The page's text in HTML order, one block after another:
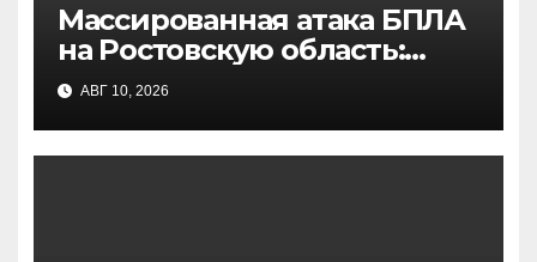
Массированная атака БПЛА
на Ростовскую область:
уничтожено более 70
дронов
АВГ 10, 2026